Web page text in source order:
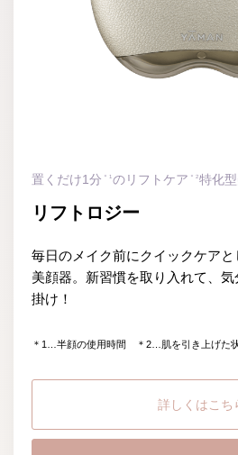
置くだけ1分 ＊1 のリフトケア ＊2特化
リフトロジー
毎日のメイク前にクイックケア
美顔器。 新習慣を取り入れて、
掛け！
＊1…半顔の使用時間 ＊2…肌を引き上げた
詳しくはこち